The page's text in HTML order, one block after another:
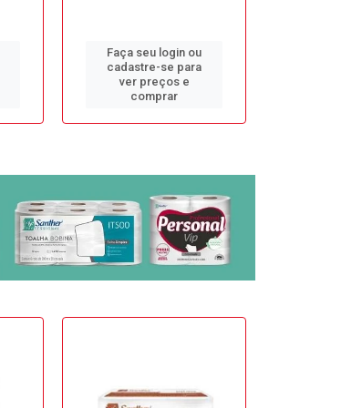
Faça seu login ou
cadastre-se para
ver preços e
comprar